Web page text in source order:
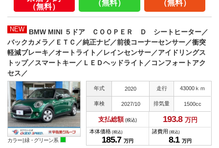
（無料）
（無料） （無料）
NEW
BMW MINI ５ドア ＣＯＯＰＥＲ Ｄ シートヒーター／
バックカメラ／ＥＴＣ／純正ナビ／前後コーナーセンサー／衝突
軽減ブレーキ／オートライト／レインセンサー／アイドリングス
トップ／スマートキー／ＬＥＤヘッドライト／コンフォートアク
セス／
カラー |緑・グリーン系
年式 2020 走行 43000ｋｍ
車検 2027/10 排気量 1500cc
支払総額 (税込) 193.8 万円
本体価格 (税込)
185.7 万円
諸費用 (税込)
8.1 万円